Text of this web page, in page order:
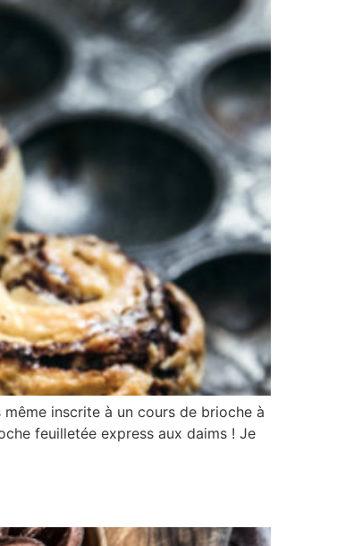
inscrite à un cours de brioche à
feuilletée express aux daims ! Je